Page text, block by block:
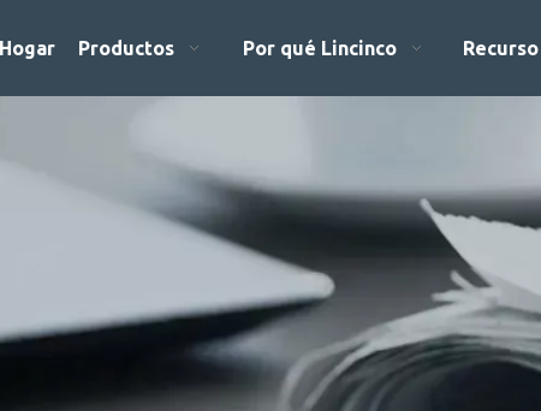
Hogar Productos Por qué Lincinco Recurso